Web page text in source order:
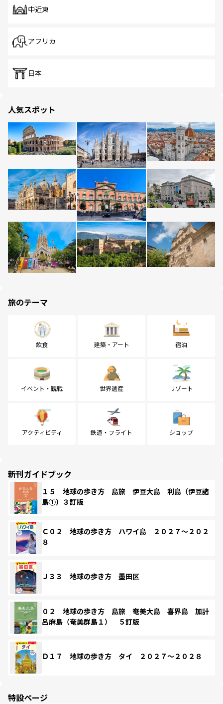
中近東
アフリカ
日本
人気スポット
旅のテーマ
飲食 建築・アート 宿泊
イベント・観戦 世界遺産 リゾート
アクティビティ 鉄道・フライト ショップ
新刊ガイドブック
１５ 地球の歩き方 島旅 伊豆大島 利島（伊豆諸
島①）３訂版
Ｃ０２ 地球の歩き方 ハワイ島 ２０２７～２０２
８
Ｊ３３ 地球の歩き方 墨田区
０２ 地球の歩き方 島旅 奄美大島 喜界島 加計
呂麻島（奄美群島１） ５訂版
Ｄ１７ 地球の歩き方 タイ ２０２７～２０２８
特設ページ